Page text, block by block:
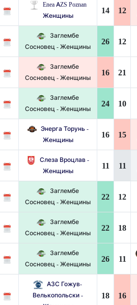
Enea AZS Poznan
Женщины
14 12
Заглембе
Сосновец - Женщины
26 12
Заглембе
Сосновец - Женщины
16 21
Заглембе
Сосновец - Женщины
24 10
Энерга Торунь -
Женщины
16 15
Слеза Вроцлав -
Женщины
11 11
Заглембе
Сосновец - Женщины
22 12
Заглембе
Сосновец - Женщины
22 18
Заглембе
Сосновец - Женщины
26 11
АЗС Гожув-
Велькопольски -
18 16